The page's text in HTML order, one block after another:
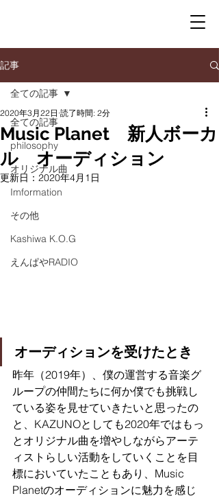
記事
全ての記事
philosophy
オリジナル曲
Imformation
その他
Kashiwa K.O.G
えんぱやRADIO
全ての記事
Music Planet 新人ボーカ
ル オーディション
2020年3月22日 読了時間: 2分
更新日： 2020年4月1日
オーディションを受けたとき
昨年（2019年）、僕の運営する音楽グ
ループの仲間たちに何か僕でも挑戦し
ている姿を見せていきたいと思ったの
と、KAZUNOとしても2020年ではもっ
とオリジナル曲を増やしながらアーテ
ィストらしい活動をしていくことを目
標においていたこともあり、Music
Planetのオーディションに魅力を感じ